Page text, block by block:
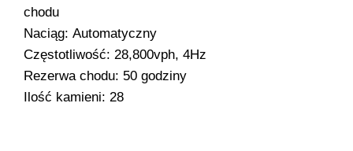
chodu
Naciąg: Automatyczny
Częstotliwość: 28,800vph, 4Hz
Rezerwa chodu: 50 godziny
Ilość kamieni: 28